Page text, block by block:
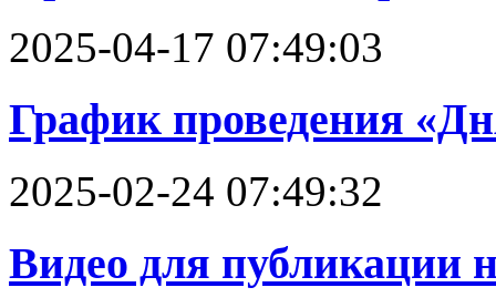
2025-04-17 07:49:03
График проведения
2025-02-24 07:49:32
Видео для публикации